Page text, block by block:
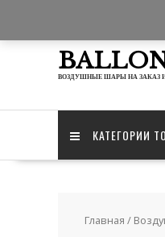
content
ВОЗДУШНЫЕ ШАРЫ НА ЗАКАЗ
КАТЕГОРИИ
Главная /